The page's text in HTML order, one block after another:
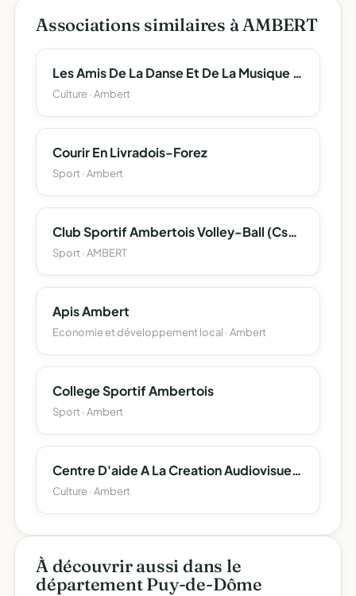
Associations similaires à AMBERT
Les Amis De La Danse Et De La Musique D'ambert
Culture · Ambert
Courir En Livradois-Forez
Sport · Ambert
Club Sportif Ambertois Volley-Ball (Csa Volley-Ball)
Sport · AMBERT
Apis Ambert
Economie et développement local · Ambert
College Sportif Ambertois
Sport · Ambert
Centre D'aide A La Creation Audiovisuelle Et Cinematographique
Culture · Ambert
À découvrir aussi dans le
département Puy-de-Dôme